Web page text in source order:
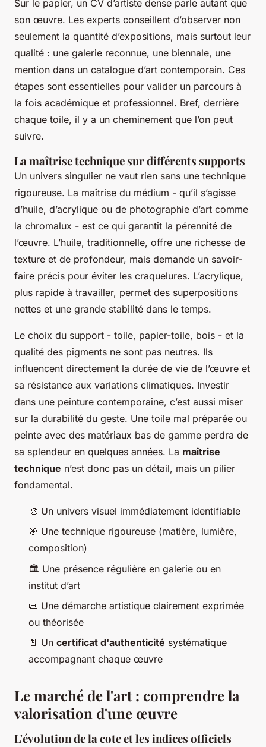
Sur le papier, un CV d’artiste dense parle autant que
son œuvre. Les experts conseillent d’observer non
seulement la quantité d’expositions, mais surtout leur
qualité : une galerie reconnue, une biennale, une
mention dans un catalogue d’art contemporain. Ces
étapes sont essentielles pour valider un parcours à
la fois académique et professionnel. Bref, derrière
chaque toile, il y a un cheminement que l’on peut
suivre.
La maîtrise technique sur différents supports
Un univers singulier ne vaut rien sans une technique
rigoureuse. La maîtrise du médium - qu’il s’agisse
d’huile, d’acrylique ou de photographie d’art comme
la chromalux - est ce qui garantit la pérennité de
l’œuvre. L’huile, traditionnelle, offre une richesse de
texture et de profondeur, mais demande un savoir-
faire précis pour éviter les craquelures. L’acrylique,
plus rapide à travailler, permet des superpositions
nettes et une grande stabilité dans le temps.
Le choix du support - toile, papier-toile, bois - et la
qualité des pigments ne sont pas neutres. Ils
influencent directement la durée de vie de l’œuvre et
sa résistance aux variations climatiques. Investir
dans une peinture contemporaine, c’est aussi miser
sur la durabilité du geste. Une toile mal préparée ou
peinte avec des matériaux bas de gamme perdra de
sa splendeur en quelques années. La maîtrise
technique n’est donc pas un détail, mais un pilier
fondamental.
🎨 Un univers visuel immédiatement identifiable
🎯 Une technique rigoureuse (matière, lumière,
composition)
🏛️ Une présence régulière en galerie ou en
institut d’art
📜 Une démarche artistique clairement exprimée
ou théorisée
📄 Un certificat d'authenticité systématique
accompagnant chaque œuvre
Le marché de l'art : comprendre la
valorisation d'une œuvre
L'évolution de la cote et les indices officiels